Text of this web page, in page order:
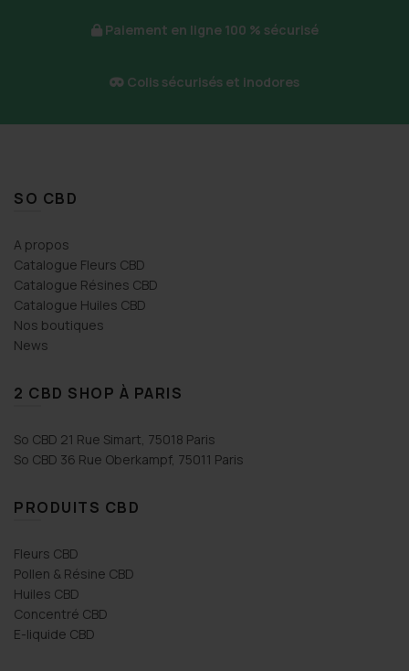
Paiement en ligne 100 % sécurisé
Colis sécurisés et inodores
SO CBD
A propos
Catalogue Fleurs CBD
Catalogue Résines CBD
Catalogue Huiles CBD
Nos boutiques
News
2 CBD SHOP À PARIS
So CBD 21 Rue Simart, 75018 Paris
So CBD 36 Rue Oberkampf, 75011 Paris
PRODUITS CBD
Fleurs CBD
Pollen & Résine CBD
Huiles CBD
Concentré CBD
E-liquide CBD